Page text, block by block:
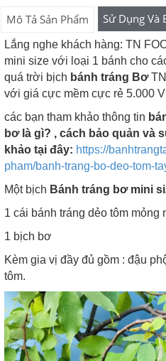
Mô Tả Sản Phẩm Sử Dụng Và
Lắng nghe khách hàng: TN
mini size với loại 1 bánh cho
quá trời bịch bánh tráng BơTN
với giá cực mềm cực rẻ 5.000
các bạn tham khảo thông tin
bơ là gì? , cách bảo quản và
khảo tại đây: https://
pham/banh-trang-bo-deo-tom-
Một bịch Bánh tráng bơ mini
1 cái bánh tráng dẻo tôm mỏng
1 bịch bơ
Kèm gia vị đầy đủ gồm : đậu
tôm.